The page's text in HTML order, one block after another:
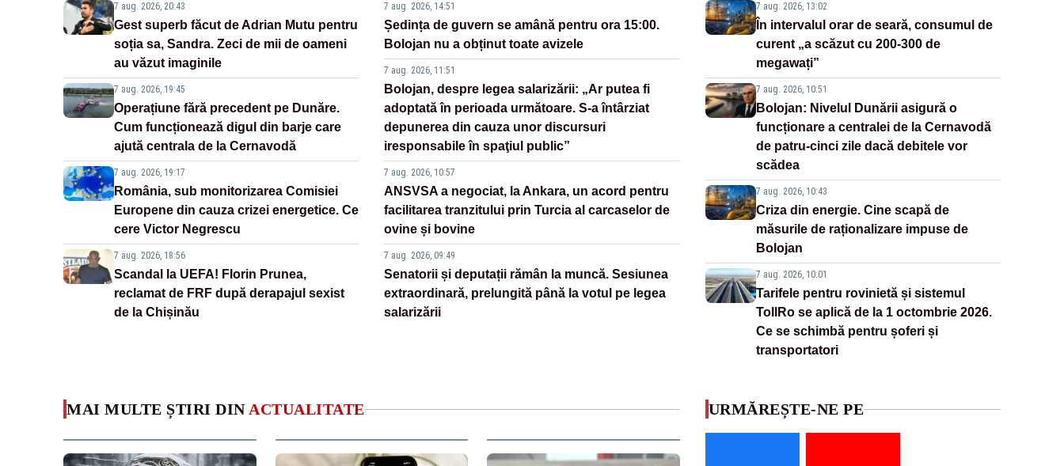
7 aug. 2026, 20:43
Gest superb făcut de Adrian Mutu pentru
soția sa, Sandra. Zeci de mii de oameni
au văzut imaginile
7 aug. 2026, 19:45
Operațiune fără precedent pe Dunăre.
Cum funcționează digul din barje care
ajută centrala de la Cernavodă
7 aug. 2026, 19:17
România, sub monitorizarea Comisiei
Europene din cauza crizei energetice. Ce
cere Victor Negrescu
7 aug. 2026, 18:56
Scandal la UEFA! Florin Prunea,
reclamat de FRF după derapajul sexist
de la Chișinău
7 aug. 2026, 14:51
Ședința de guvern se amână pentru ora 15:00.
Bolojan nu a obținut toate avizele
7 aug. 2026, 11:51
Bolojan, despre legea salarizării: „Ar putea fi
adoptată în perioada următoare. S-a întârziat
depunerea din cauza unor discursuri
iresponsabile în spaţiul public”
7 aug. 2026, 10:57
ANSVSA a negociat, la Ankara, un acord pentru
facilitarea tranzitului prin Turcia al carcaselor de
ovine și bovine
7 aug. 2026, 09:49
Senatorii și deputații rămân la muncă. Sesiunea
extraordinară, prelungită până la votul pe legea
salarizării
7 aug. 2026, 13:02
În intervalul orar de seară, consumul de
curent „a scăzut cu 200-300 de
megawați”
7 aug. 2026, 10:51
Bolojan: Nivelul Dunării asigură o
funcționare a centralei de la Cernavodă
de patru-cinci zile dacă debitele vor
scădea
7 aug. 2026, 10:43
Criza din energie. Cine scapă de
măsurile de raționalizare impuse de
Bolojan
7 aug. 2026, 10:01
Tarifele pentru rovinietă și sistemul
TollRo se aplică de la 1 octombrie 2026.
Ce se schimbă pentru șoferi și
transportatori
MAI MULTE ȘTIRI DIN ACTUALITATE URMĂREȘTE-NE PE